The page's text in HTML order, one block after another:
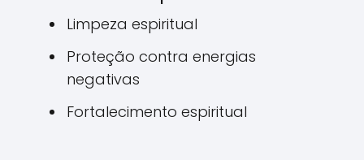
Limpeza espiritual
Proteção contra energias
negativas
Fortalecimento espiritual